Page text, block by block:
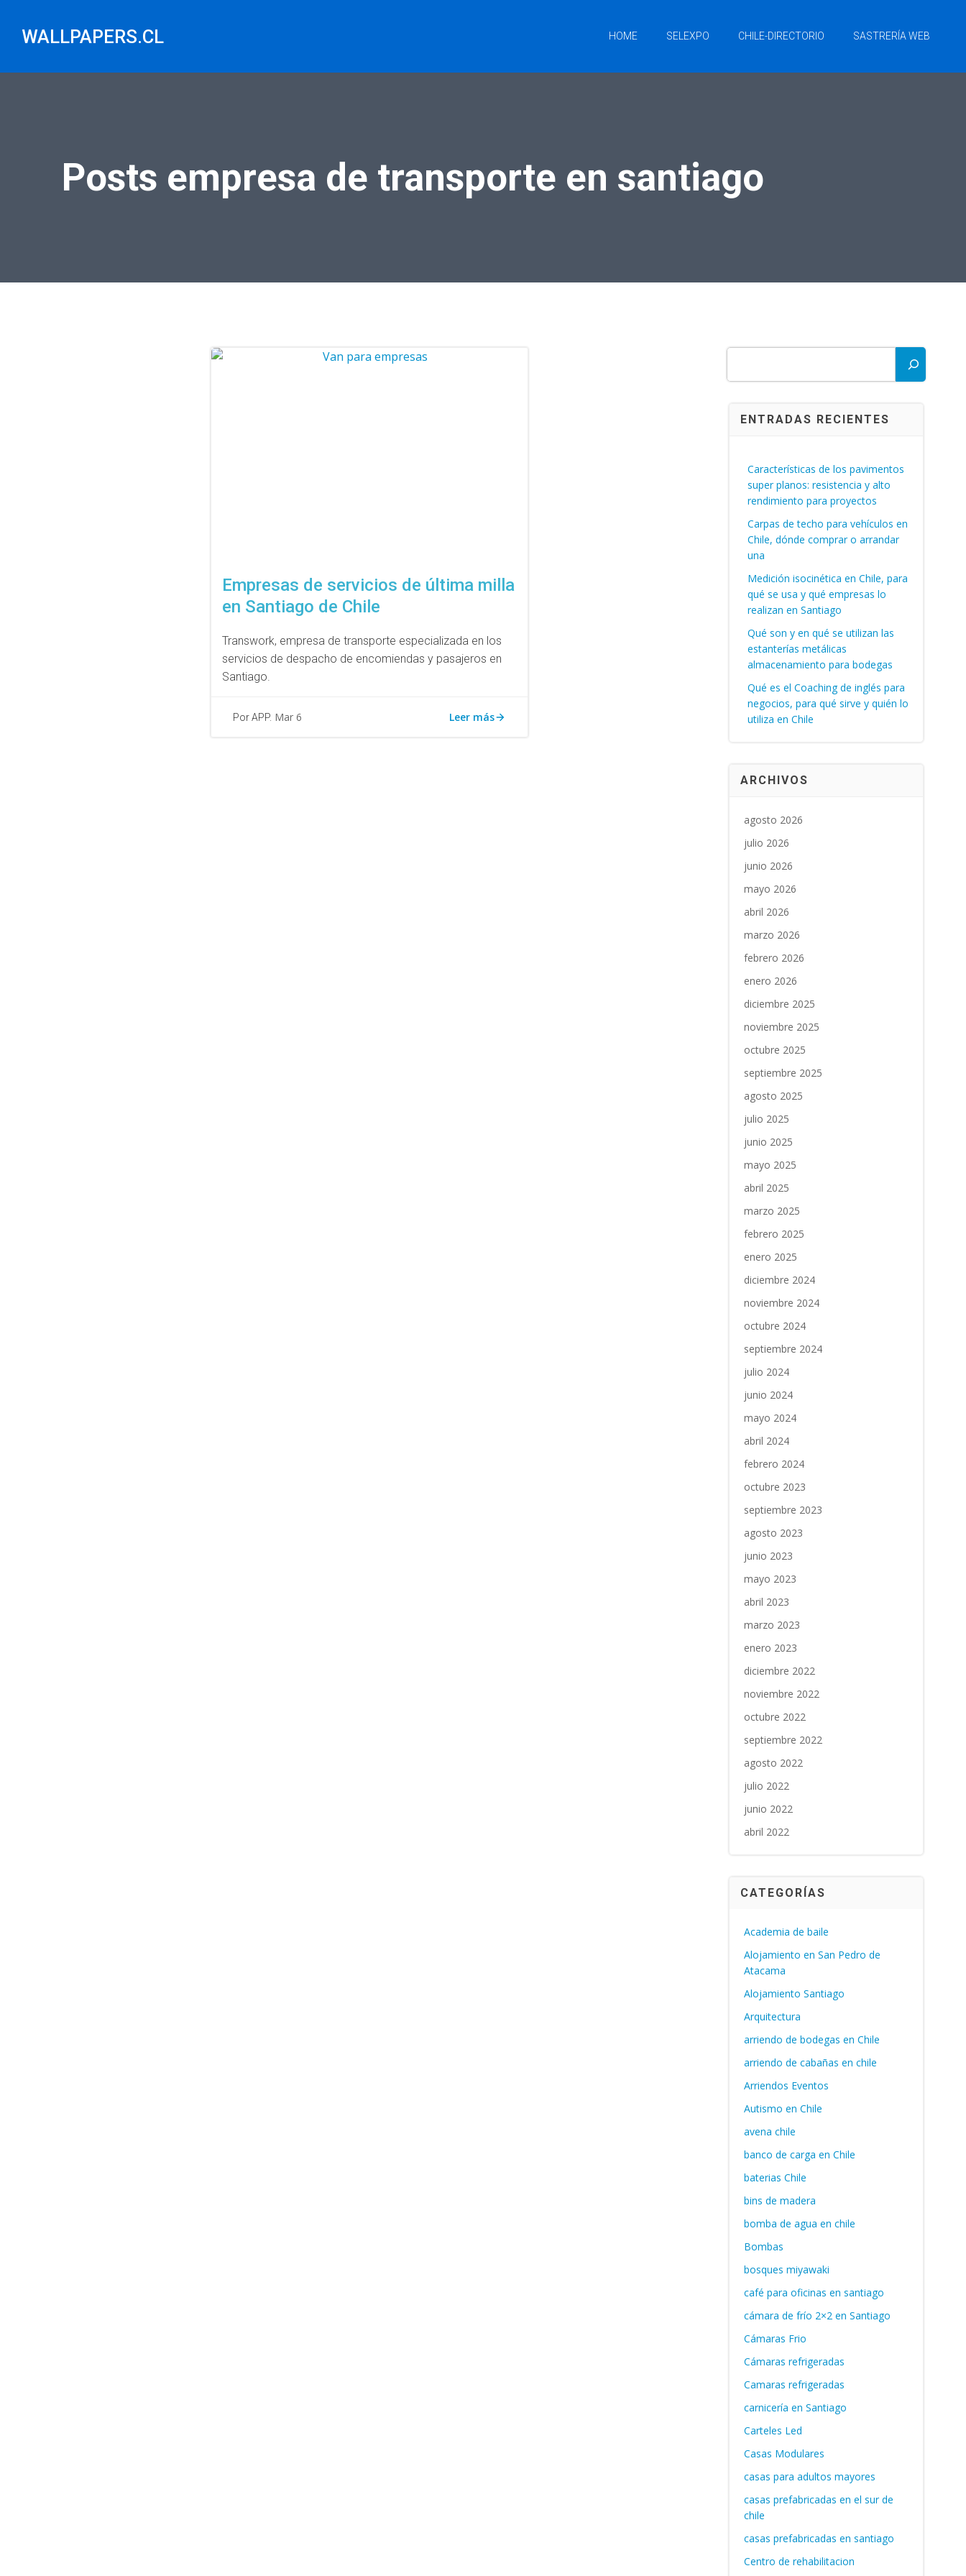
contenido
WALLPAPERS.CL HOME SELEXPO CHILE-DIRECTORIO SASTRERÍA WEB
Posts empresa de transporte en santiago
Empresas de servicios de última milla
en Santiago de Chile
Transwork, empresa de transporte especializada en los
servicios de despacho de encomiendas y pasajeros en
Santiago.
Por APP. Mar 6 Leer más
ENTRADAS RECIENTES
Características de los pavimentos
super planos: resistencia y alto
rendimiento para proyectos
Carpas de techo para vehículos en
Chile, dónde comprar o arrandar
una
Medición isocinética en Chile, para
qué se usa y qué empresas lo
realizan en Santiago
Qué son y en qué se utilizan las
estanterías metálicas
almacenamiento para bodegas
Qué es el Coaching de inglés para
negocios, para qué sirve y quién lo
utiliza en Chile
ARCHIVOS
agosto 2026
julio 2026
junio 2026
mayo 2026
abril 2026
marzo 2026
febrero 2026
enero 2026
diciembre 2025
noviembre 2025
octubre 2025
septiembre 2025
agosto 2025
julio 2025
junio 2025
mayo 2025
abril 2025
marzo 2025
febrero 2025
enero 2025
diciembre 2024
noviembre 2024
octubre 2024
septiembre 2024
julio 2024
junio 2024
mayo 2024
abril 2024
febrero 2024
octubre 2023
septiembre 2023
agosto 2023
junio 2023
mayo 2023
abril 2023
marzo 2023
enero 2023
diciembre 2022
noviembre 2022
octubre 2022
septiembre 2022
agosto 2022
julio 2022
junio 2022
abril 2022
CATEGORÍAS
Academia de baile
Alojamiento en San Pedro de
Atacama
Alojamiento Santiago
Arquitectura
arriendo de bodegas en Chile
arriendo de cabañas en chile
Arriendos Eventos
Autismo en Chile
avena chile
banco de carga en Chile
baterias Chile
bins de madera
bomba de agua en chile
Bombas
bosques miyawaki
café para oficinas en santiago
cámara de frío 2×2 en Santiago
Cámaras Frio
Cámaras refrigeradas
Camaras refrigeradas
carnicería en Santiago
Carteles Led
Casas Modulares
casas para adultos mayores
casas prefabricadas en el sur de
chile
casas prefabricadas en santiago
Centro de rehabilitacion